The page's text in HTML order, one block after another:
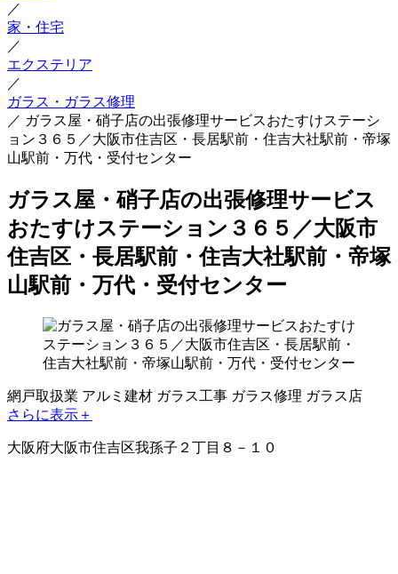
／
家・住宅
／
エクステリア
／
ガラス・ガラス修理
／ ガラス屋・硝子店の出張修理サービスおたすけステーシ
ョン３６５／大阪市住吉区・長居駅前・住吉大社駅前・帝塚
山駅前・万代・受付センター
ガラス屋・硝子店の出張修理サービス
おたすけステーション３６５／大阪市
住吉区・長居駅前・住吉大社駅前・帝塚
山駅前・万代・受付センター
網戸取扱業 アルミ建材 ガラス工事 ガラス修理 ガラス店
さらに表示＋
大阪府大阪市住吉区我孫子２丁目８－１０